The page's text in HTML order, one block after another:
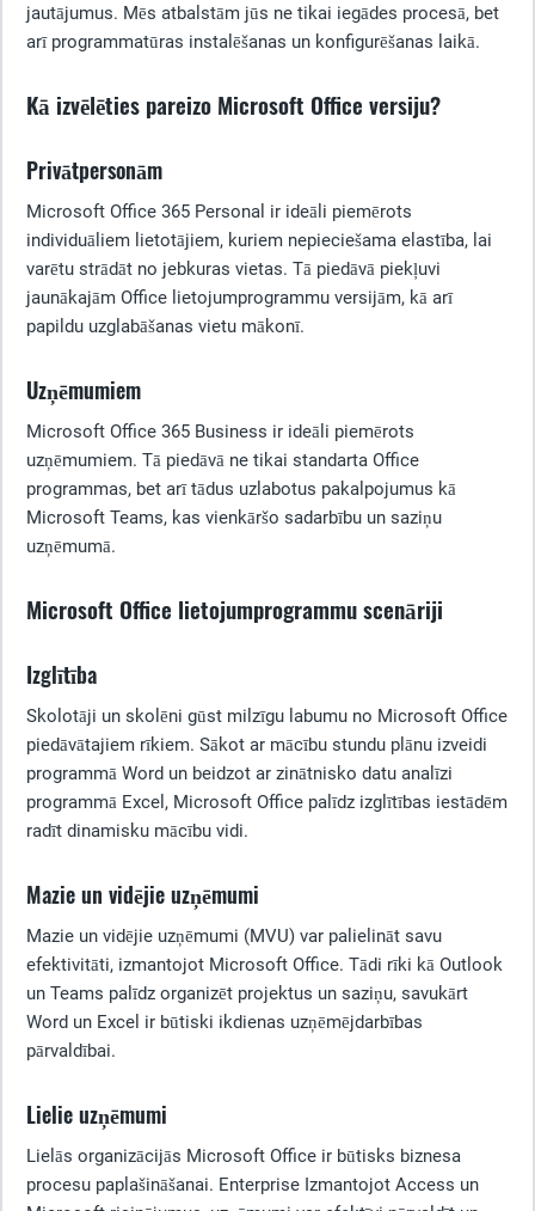
jautājumus. Mēs atbalstām jūs ne tikai iegādes procesā, bet
arī programmatūras instalēšanas un konfigurēšanas laikā.
Kā izvēlēties pareizo Microsoft Office versiju?
Privātpersonām
Microsoft Office 365 Personal ir ideāli piemērots
individuāliem lietotājiem, kuriem nepieciešama elastība, lai
varētu strādāt no jebkuras vietas. Tā piedāvā piekļuvi
jaunākajām Office lietojumprogrammu versijām, kā arī
papildu uzglabāšanas vietu mākonī.
Uzņēmumiem
Microsoft Office 365 Business ir ideāli piemērots
uzņēmumiem. Tā piedāvā ne tikai standarta Office
programmas, bet arī tādus uzlabotus pakalpojumus kā
Microsoft Teams, kas vienkāršo sadarbību un saziņu
uzņēmumā.
Microsoft Office lietojumprogrammu scenāriji
Izglītība
Skolotāji un skolēni gūst milzīgu labumu no Microsoft Office
piedāvātajiem rīkiem. Sākot ar mācību stundu plānu izveidi
programmā Word un beidzot ar zinātnisko datu analīzi
programmā Excel, Microsoft Office palīdz izglītības iestādēm
radīt dinamisku mācību vidi.
Mazie un vidējie uzņēmumi
Mazie un vidējie uzņēmumi (MVU) var palielināt savu
efektivitāti, izmantojot Microsoft Office. Tādi rīki kā Outlook
un Teams palīdz organizēt projektus un saziņu, savukārt
Word un Excel ir būtiski ikdienas uzņēmējdarbības
pārvaldībai.
Lielie uzņēmumi
Lielās organizācijās Microsoft Office ir būtisks biznesa
procesu paplašināšanai. Enterprise Izmantojot Access un